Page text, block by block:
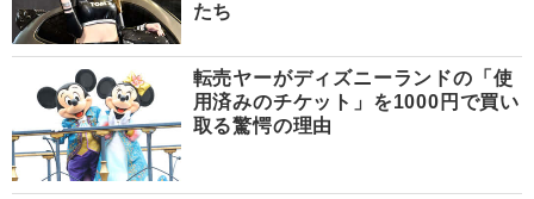
たち
転売ヤーがディズニーランドの「使
用済みのチケット」を1000円で買い
取る驚愕の理由